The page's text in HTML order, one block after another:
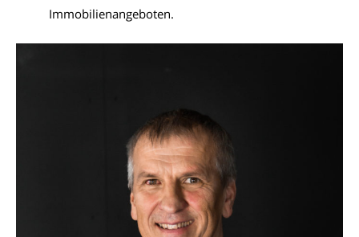
Immobilienangeboten.